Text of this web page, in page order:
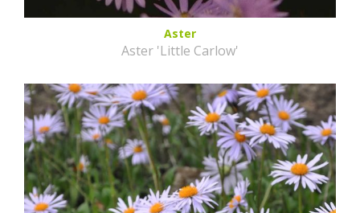
Aster
Aster 'Little Carlow'